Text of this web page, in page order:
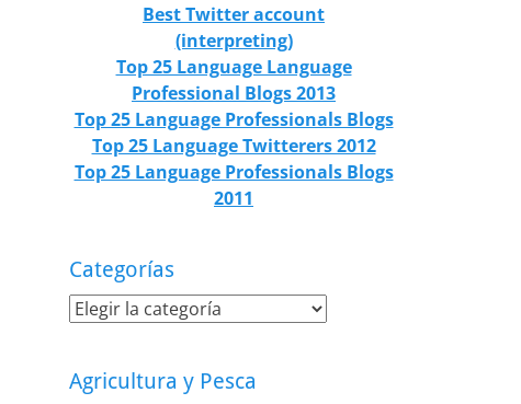
Best Twitter account
(interpreting)
Top 25 Language Language
Professional Blogs 2013
Top 25 Language Professionals Blogs
Top 25 Language Twitterers 2012
Top 25 Language Professionals Blogs
2011
Categorías
Categorías
Agricultura y Pesca